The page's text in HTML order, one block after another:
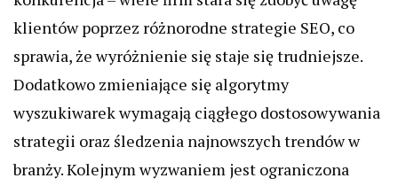
klientów poprzez różnorodne strategie SEO, co
sprawia, że wyróżnienie się staje się trudniejsze.
Dodatkowo zmieniające się algorytmy
wyszukiwarek wymagają ciągłego dostosowywania
strategii oraz śledzenia najnowszych trendów w
branży. Kolejnym wyzwaniem jest ograniczona